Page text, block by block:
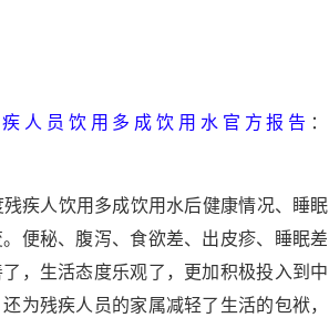
人员饮用多成饮用水官方报告 ：
残疾人饮用多成饮用水后健康情况、睡眠
便秘、腹泻、食欲差、出皮疹、睡眠差
，生活态度乐观了，更加积极投入到中
为残疾人员的家属减轻了生活的包袱，